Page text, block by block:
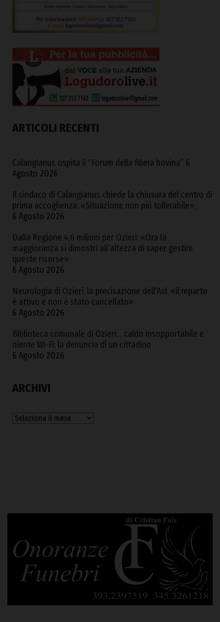
ARTICOLI RECENTI
Calangianus ospita il “Forum della filiera bovina” 6
Agosto 2026
Il sindaco di Calangianus chiede la chiusura del centro di
prima accoglienza: «Situazione non più tollerabile»,
6 Agosto 2026
Dalla Regione 4,6 milioni per Ozieri: «Ora la
maggioranza si dimostri all’altezza di saper gestire
queste risorse»
6 Agosto 2026
Neurologia di Ozieri, la precisazione dell’Asl: «il reparto
è attivo e non è stato cancellato»
6 Agosto 2026
Biblioteca comunale di Ozieri… caldo insopportabile e
niente Wi-Fi: la denuncia di un cittadino
6 Agosto 2026
ARCHIVI
Archivi